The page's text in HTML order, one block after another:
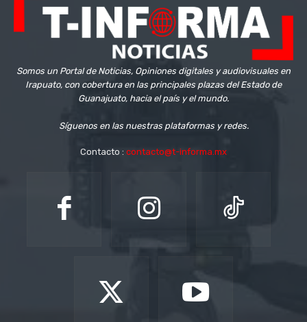
Somos un Portal de Noticias, Opiniones digitales y audiovisuales en
Irapuato, con cobertura en las principales plazas del Estado de
Guanajuato, hacia el país y el mundo.
Síguenos en las nuestras plataformas y redes.
Contacto : contacto@t-informa.mx